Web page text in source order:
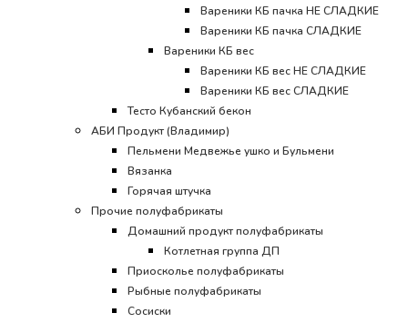
Вареники КБ пачка НЕ СЛАДКИЕ
Вареники КБ пачка СЛАДКИЕ
Вареники КБ вес
Вареники КБ вес НЕ СЛАДКИЕ
Вареники КБ вес СЛАДКИЕ
Тесто Кубанский бекон
АБИ Продукт (Владимир)
Пельмени Медвежье ушко и Бульмени
Вязанка
Горячая штучка
Прочие полуфабрикаты
Домашний продукт полуфабрикаты
Котлетная группа ДП
Приосколье полуфабрикаты
Рыбные полуфабрикаты
Сосиски